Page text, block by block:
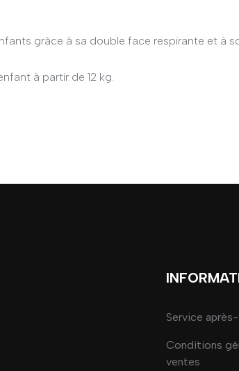
grâce à sa double face respirante et à
à partir de 12 kg.
Service
Conditions
ventes